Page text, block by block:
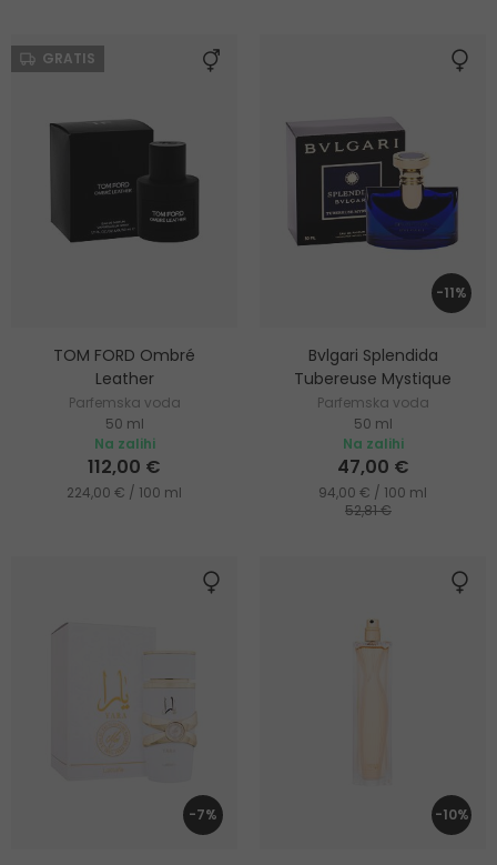
GRATIS
TOM FORD Ombré
Leather
Parfemska voda
50 ml
Na zalihi
112,00 €
224,00 € / 100 ml
-11%
Bvlgari Splendida
Tubereuse Mystique
Parfemska voda
50 ml
Na zalihi
47,00 €
94,00 € / 100 ml
52,81 €
-7% -10%